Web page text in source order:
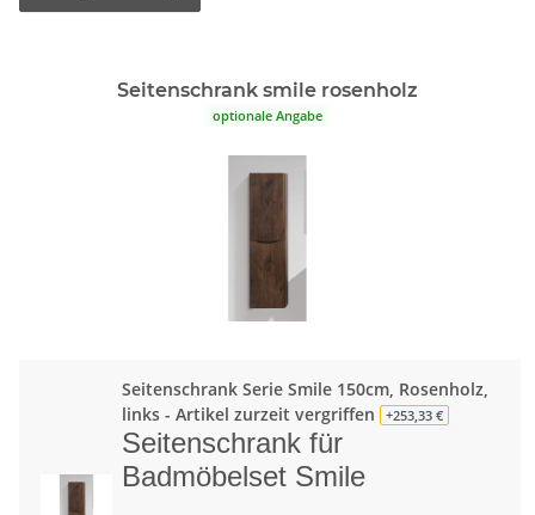
Seitenschrank smile rosenholz
optionale Angabe
Seitenschrank Serie Smile 150cm, Rosenholz,
links - Artikel zurzeit vergriffen
+253,33 €
Seitenschrank für
Badmöbelset Smile